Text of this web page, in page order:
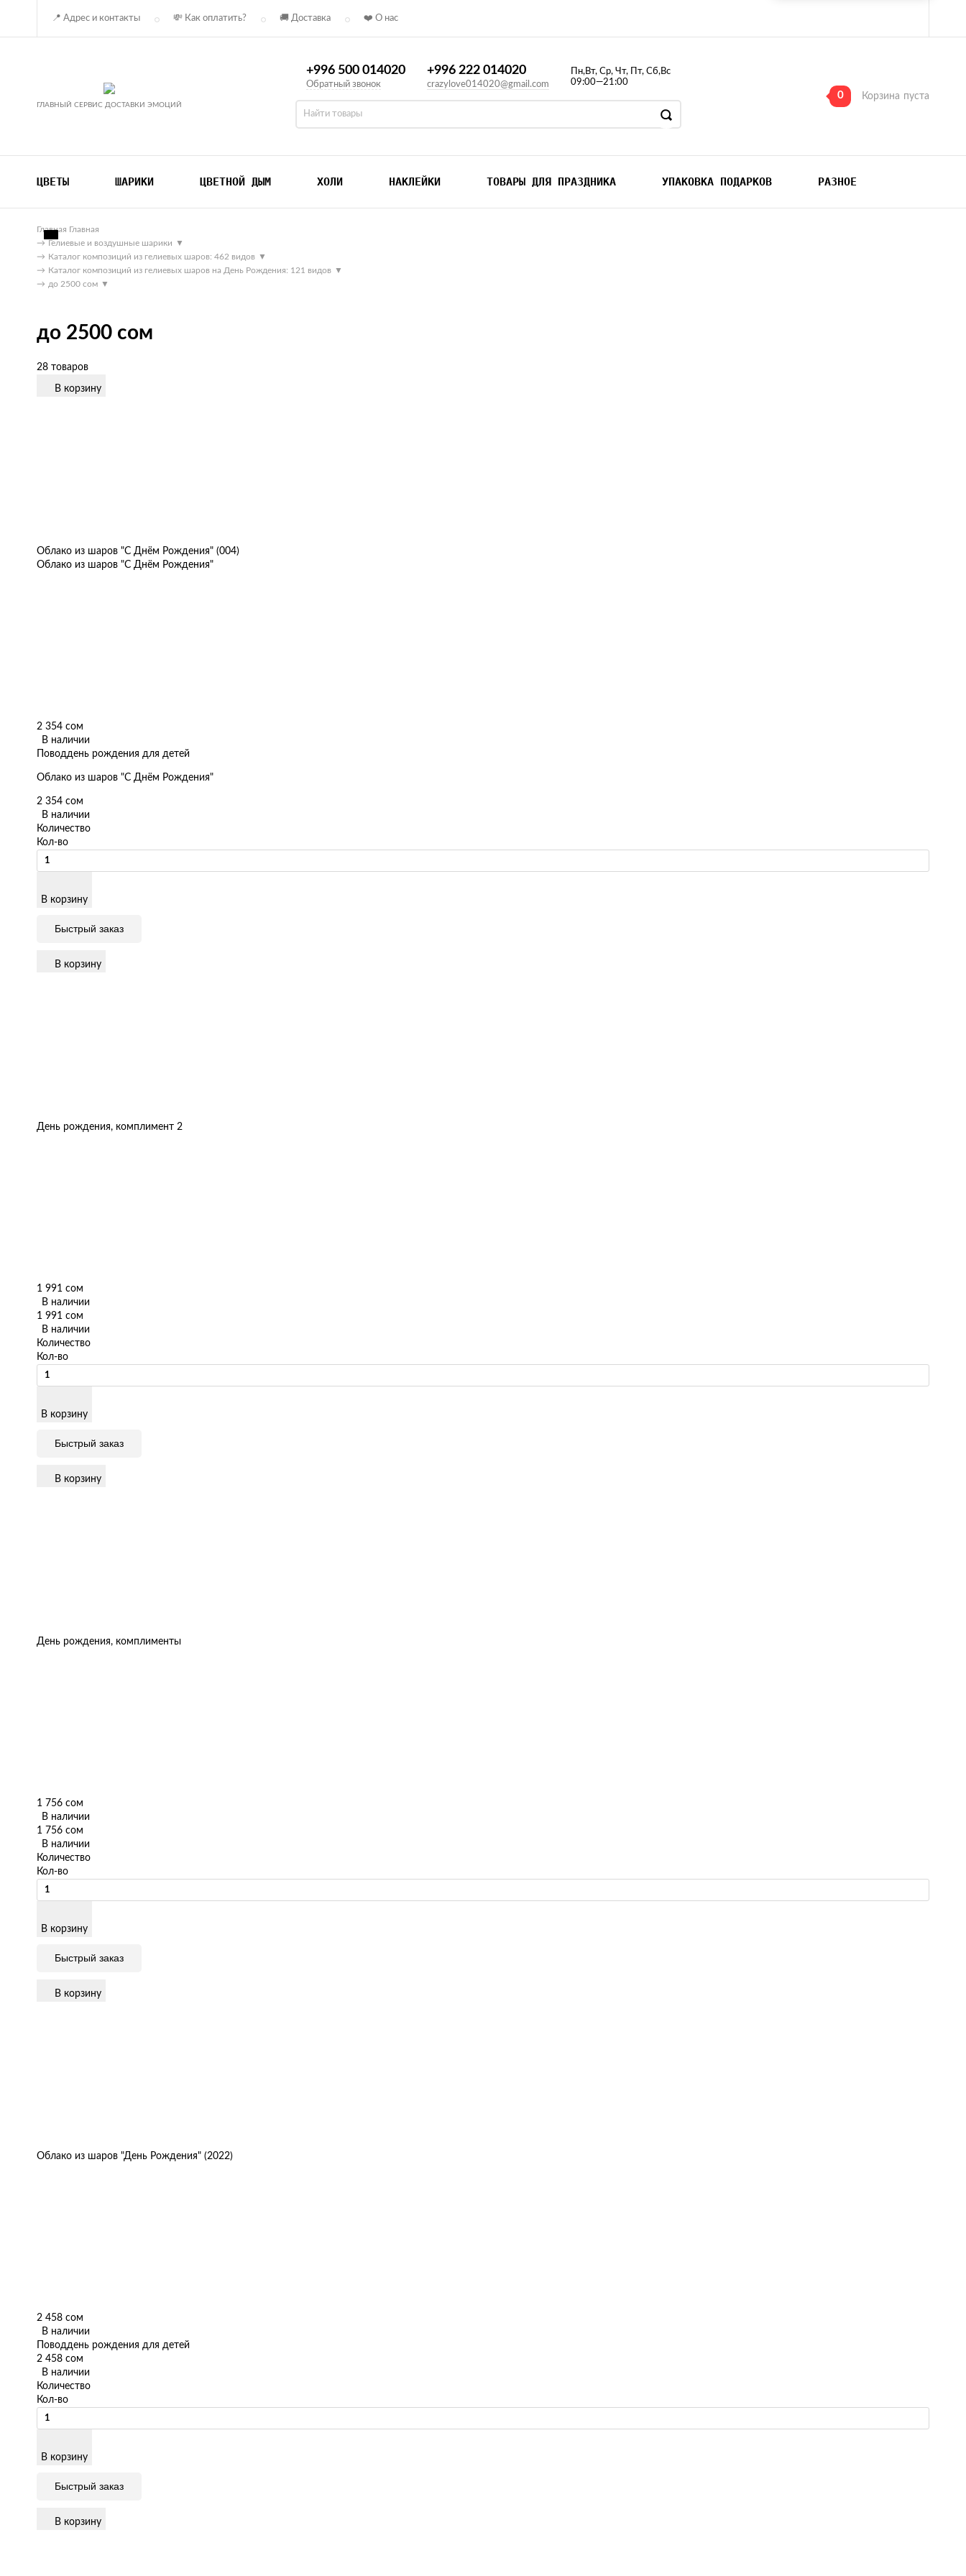
📍 Адрес и контакты 💸 Как оплатить? 🚚 Доставка ❤️ О нас
ГЛАВНЫЙ СЕРВИС ДОСТАВКИ ЭМОЦИЙ
+996 500 014020
Обратный звонок
+996 222 014020
crazylove014020@gmail.com
Пн,Вт, Ср, Чт, Пт, Сб,Вс
09:00—21:00
0 Корзина пуста
ЦВЕТЫ ШАРИКИ ЦВЕТНОЙ ДЫМ ХОЛИ НАКЛЕЙКИ ТОВАРЫ ДЛЯ ПРАЗДНИКА УПАКОВКА ПОДАРКОВ РАЗНОЕ
Главная Главная
→ Гелиевые и воздушные шарики ▼
→ Каталог композиций из гелиевых шаров: 462 видов ▼
→ Каталог композиций из гелиевых шаров на День Рождения: 121 видов ▼
→ до 2500 сом ▼
до 2500 сом
28 товаров
В корзину
Облако из шаров "С Днём Рождения" (004)
Облако из шаров "С Днём Рождения"
2 354 сом
В наличии
Поводдень рождения для детей
Облако из шаров "С Днём Рождения"
2 354 сом
В наличии
Количество
Кол-во
В корзину
Быстрый заказ
В корзину
День рождения, комплимент 2
1 991 сом
В наличии
1 991 сом
В наличии
Количество
Кол-во
В корзину
Быстрый заказ
В корзину
День рождения, комплименты
1 756 сом
В наличии
1 756 сом
В наличии
Количество
Кол-во
В корзину
Быстрый заказ
В корзину
Облако из шаров "День Рождения" (2022)
2 458 сом
В наличии
Поводдень рождения для детей
2 458 сом
В наличии
Количество
Кол-во
В корзину
Быстрый заказ
В корзину